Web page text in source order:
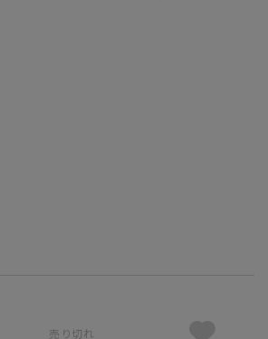
売り切れ